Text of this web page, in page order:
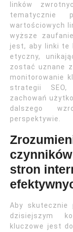
linków
tematycznie
wartościowych
wyższe
jest, aby linki te
etyczny,
zostać uznane
monitorowanie
strategii
zachowań
dalszego
perspektywie.
stron
Aby skutecznie
dzisiejszym
kluczowe jest